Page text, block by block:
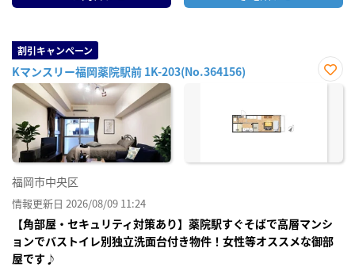
割引キャンペーン
Kマンスリー福岡薬院駅前 1K-203(No.364156)
お気
福岡市中央区
情報更新日 2026/08/09 11:24
【角部屋・セキュリティ対策あり】薬院駅すぐそばで高層マンシ
ョンでバストイレ別独立洗面台付き物件！女性等オススメな御部
屋です♪